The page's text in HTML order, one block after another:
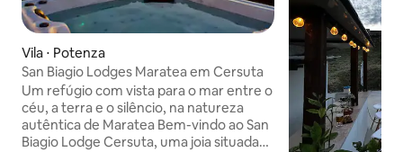
Vila ⋅ Potenza
San Biagio Lodges Maratea em Cersuta
Um refúgio com vista para o mar entre o
céu, a terra e o silêncio, na natureza
autêntica de Maratea Bem-vindo ao San
Biagio Lodge Cersuta, uma joia situada